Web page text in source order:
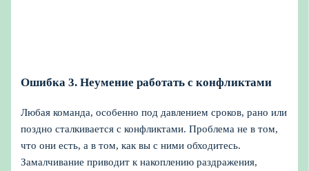
Ошибка 3. Неумение работать с конфликтами
Любая команда, особенно под давлением сроков, рано или
поздно сталкивается с конфликтами. Проблема не в том,
что они есть, а в том, как вы с ними обходитесь.
Замалчивание приводит к накоплению раздражения,